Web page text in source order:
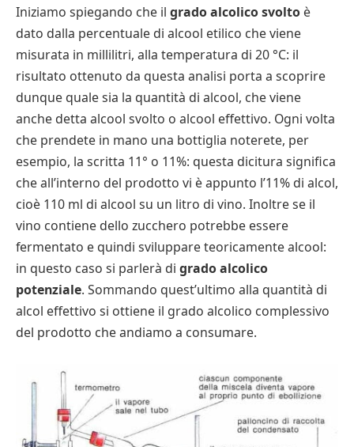
Iniziamo spiegando che il grado alcolico svolto è
dato dalla percentuale di alcool etilico che viene
misurata in millilitri, alla temperatura di 20 °C: il
risultato ottenuto da questa analisi porta a scoprire
dunque quale sia la quantità di alcool, che viene
anche detta alcool svolto o alcool effettivo. Ogni volta
che prendete in mano una bottiglia noterete, per
esempio, la scritta 11° o 11%: questa dicitura significa
che all’interno del prodotto vi è appunto l’11% di alcol,
cioè 110 ml di alcool su un litro di vino. Inoltre se il
vino contiene dello zucchero potrebbe essere
fermentato e quindi sviluppare teoricamente alcool:
in questo caso si parlerà di grado alcolico
potenziale. Sommando quest’ultimo alla quantità di
alcol effettivo si ottiene il grado alcolico complessivo
del prodotto che andiamo a consumare.